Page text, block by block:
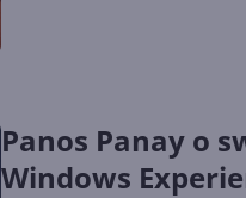
Panos Panay o
Windows